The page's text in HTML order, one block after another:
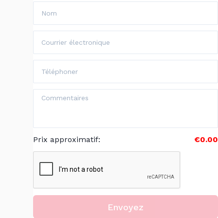
Prix approximatif: €0.00
Envoyez